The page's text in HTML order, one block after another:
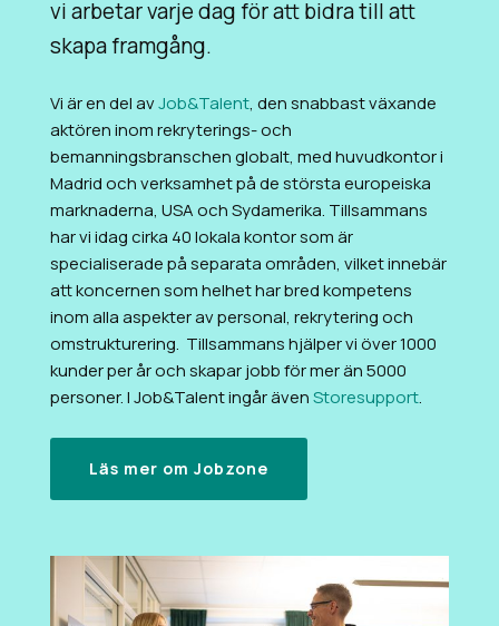
vi arbetar varje dag för att bidra till att
skapa framgång.
Vi är en del avJob&Talent, den snabbast växande
aktören inom rekryterings- och
bemanningsbranschen globalt, med huvudkontor i
Madrid och verksamhet på de största europeiska
marknaderna, USA och Sydamerika. Tillsammans
har vi idag cirka 40 lokala kontor som är
specialiserade på separata områden, vilket innebär
att koncernen som helhet har bred kompetens
inom alla aspekter av personal, rekrytering och
omstrukturering. Tillsammans hjälper vi över 1000
kunder per år och skapar jobb för mer än 5000
personer. I Job&Talent ingår ävenStoresupport.
Läs mer om Jobzone